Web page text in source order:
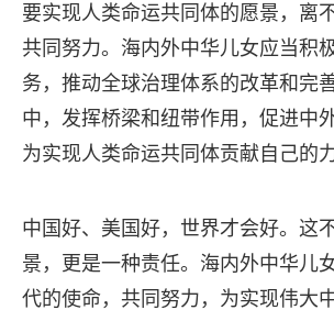
要实现人类命运共同体的愿景，离
共同努力。海内外中华儿女应当积
务，推动全球治理体系的改革和完
中，发挥桥梁和纽带作用，促进中
为实现人类命运共同体贡献自己的力
中国好、美国好，世界才会好。这
景，更是一种责任。海内外中华儿
代的使命，共同努力，为实现伟大